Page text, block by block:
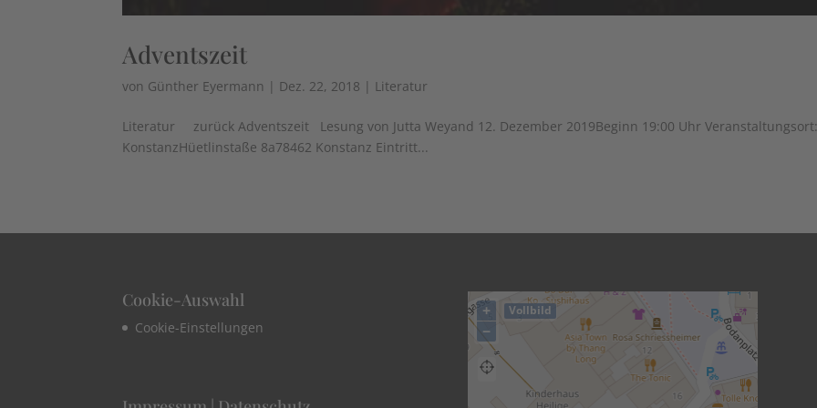
Adventszeit
von Günther Eyermann | Dez. 22, 2018 | Literatur
Literatur zurück Adventszeit Lesung von Jutta Weyand 12. Dezember 2019Beginn 19:00 Uhr
KonstanzHüetlinstaße 8a78462 Konstanz Eintritt...
Cookie-Auswahl
Cookie-Einstellungen
+
−
Vollbild